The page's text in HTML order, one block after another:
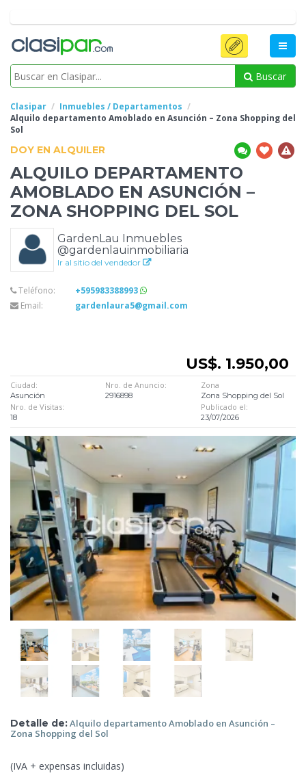
Buscar
Clasipar
Inmuebles / Departamentos
Alquilo departamento Amoblado en Asunción – Zona Shopping del
Sol
DOY EN ALQUILER
ALQUILO DEPARTAMENTO
AMOBLADO EN ASUNCIÓN –
ZONA SHOPPING DEL SOL
GardenLau Inmuebles
@gardenlauinmobiliaria
Ir al sitio del vendedor
Teléfono:
+595983388993
Email:
gardenlaura5@gmail.com
US$. 1.950,00
Ciudad:
Asunción
Nro. de Anuncio:
2916898
Zona
Zona Shopping del Sol
Nro. de Visitas:
18
Publicado el:
23/07/2026
Detalle de:Alquilo departamento Amoblado en Asunción –
Zona Shopping del Sol
(IVA + expensas incluidas)